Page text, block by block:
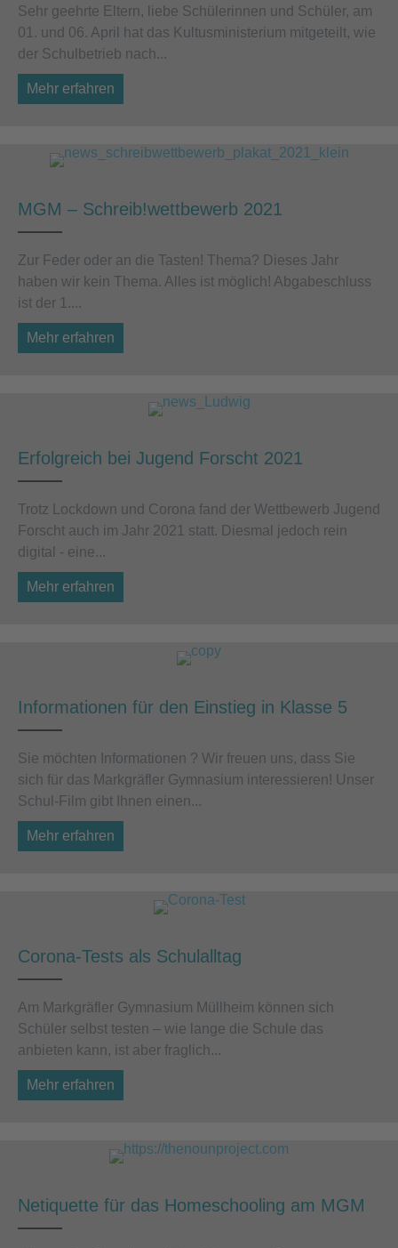
Sehr geehrte Eltern, liebe Schülerinnen und Schüler, am
01. und 06. April hat das Kultusministerium mitgeteilt, wie
der Schulbetrieb nach...
Mehr erfahren
MGM – Schreib!wettbewerb 2021
Zur Feder oder an die Tasten! Thema? Dieses Jahr
haben wir kein Thema. Alles ist möglich! Abgabeschluss
ist der 1....
Mehr erfahren
Erfolgreich bei Jugend Forscht 2021
Trotz Lockdown und Corona fand der Wettbewerb Jugend
Forscht auch im Jahr 2021 statt. Diesmal jedoch rein
digital - eine...
Mehr erfahren
Informationen für den Einstieg in Klasse 5
Sie möchten Informationen ? Wir freuen uns, dass Sie
sich für das Markgräfler Gymnasium interessieren! Unser
Schul-Film gibt Ihnen einen...
Mehr erfahren
Corona-Tests als Schulalltag
Am Markgräfler Gymnasium Müllheim können sich
Schüler selbst testen – wie lange die Schule das
anbieten kann, ist aber fraglich...
Mehr erfahren
Netiquette für das Homeschooling am MGM